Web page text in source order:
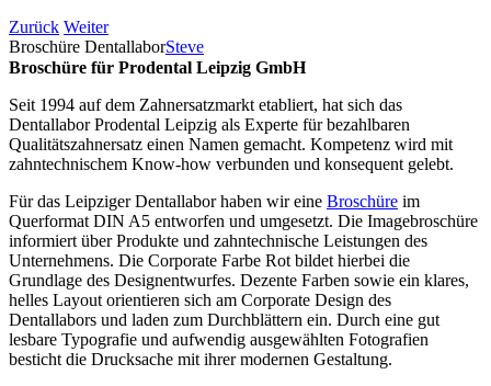
Zurück Weiter
Broschüre DentallaborSteve
Broschüre für Prodental Leipzig GmbH
Seit 1994 auf dem Zahnersatzmarkt etabliert, hat sich das
Dentallabor Prodental Leipzig als Experte für bezahlbaren
Qualitätszahnersatz einen Namen gemacht. Kompetenz wird mit
zahntechnischem Know-how verbunden und konsequent gelebt.
Für das Leipziger Dentallabor haben wir eine Broschüre im
Querformat DIN A5 entworfen und umgesetzt. Die Imagebroschüre
informiert über Produkte und zahntechnische Leistungen des
Unternehmens. Die Corporate Farbe Rot bildet hierbei die
Grundlage des Designentwurfes. Dezente Farben sowie ein klares,
helles Layout orientieren sich am Corporate Design des
Dentallabors und laden zum Durchblättern ein. Durch eine gut
lesbare Typografie und aufwendig ausgewählten Fotografien
besticht die Drucksache mit ihrer modernen Gestaltung.